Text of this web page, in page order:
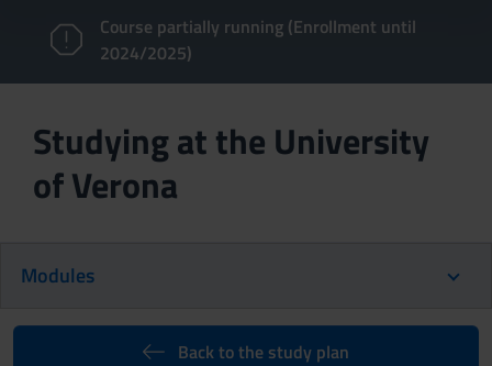
Course partially running (Enrollment until
2024/2025)
Studying at the University
of Verona
Modules
Back to the study plan